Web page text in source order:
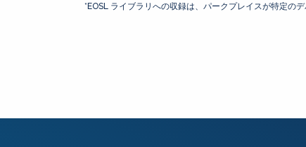
*EOSL ライブラリへの収録は、パークプレイスが特定の